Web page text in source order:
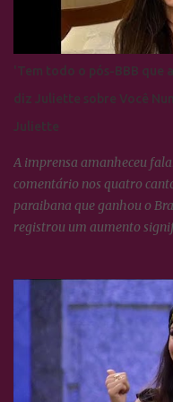
'Tem todo o pós-BBB que
diz Juliette sobre Você
Juliette
A imprensa amanheceu
comentário nos quatro
paraibana que ganhou o
registrou um aumento
torcida nas redes sociais
da campeã extraordinário,
Cactos tratam logo
redes sociais dela e de
Artistas em geral,